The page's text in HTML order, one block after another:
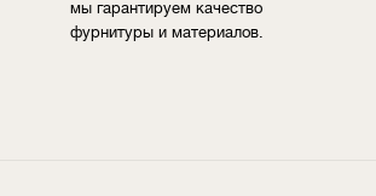
мы гарантируем качество
фурнитуры и материалов.